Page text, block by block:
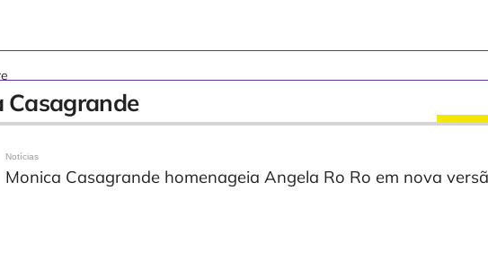
Casagrande
Notícias
Monica Casagrande homenageia Angela Ro Ro em nova